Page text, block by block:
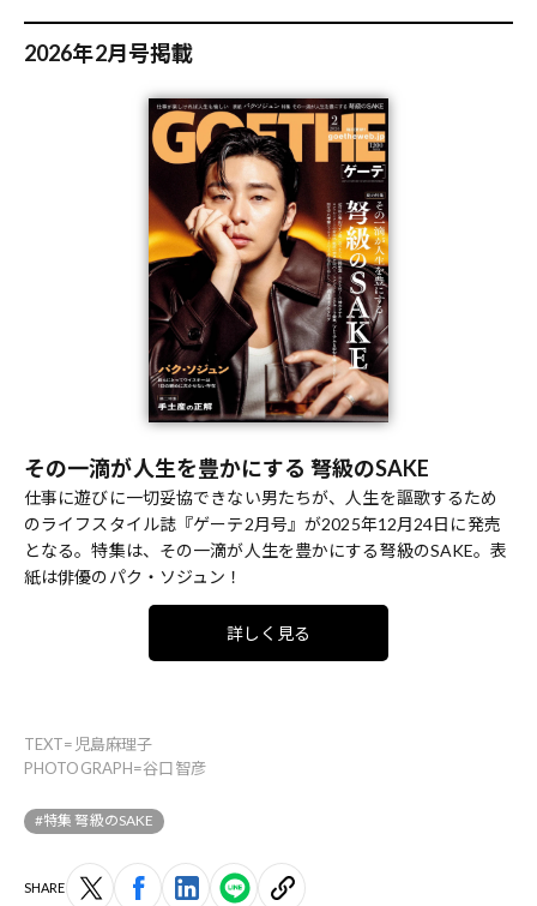
2026年2月号掲載
その一滴が人生を豊かにする 弩級のSAKE
仕事に遊びに一切妥協できない男たちが、人生を謳歌するため
のライフスタイル誌『ゲーテ2月号』が2025年12月24日に発売
となる。特集は、その一滴が人生を豊かにする弩級のSAKE。表
紙は俳優のパク・ソジュン！
詳しく見る
TEXT=児島麻理子
PHOTOGRAPH=谷口智彦
#特集 弩級のSAKE
SHARE